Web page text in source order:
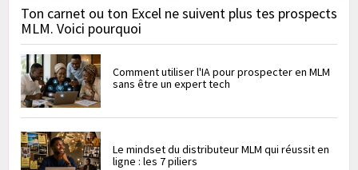
Ton carnet ou ton Excel ne suivent plus tes prospects
MLM. Voici pourquoi
Comment utiliser l'IA pour prospecter en MLM
sans être un expert tech
Le mindset du distributeur MLM qui réussit en
ligne : les 7 piliers